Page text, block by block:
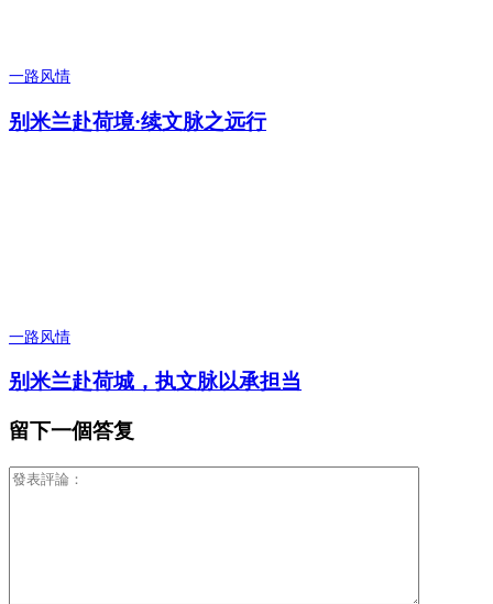
一路风情
别米兰赴荷境·续文脉之远行
一路风情
别米兰赴荷城，执文脉以承担当
留下一個答复